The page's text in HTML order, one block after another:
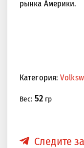
рынка Америки.
Категория:
Вес: 52гр
Следите